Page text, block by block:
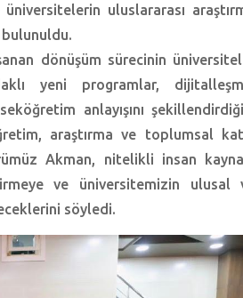
üniversitelerin uluslararası
dönüşüm sürecinin
yeni programlar,
anlayışını
araştırma ve toplumsal
Akman, nitelikli insan
ve üniversitemizin ulusal
söyledi.